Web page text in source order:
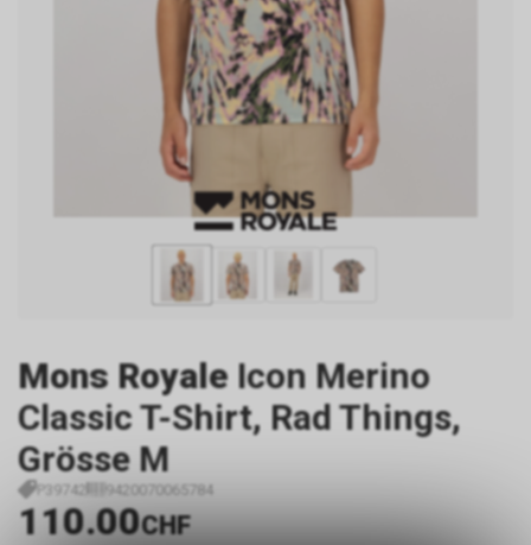
Mons Royale Icon Merino
Classic T-Shirt, Rad Things,
Grösse M
P39742 9420070065784
110.00CHF